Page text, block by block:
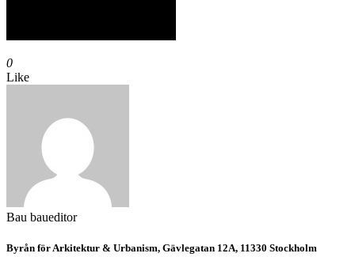
0
Like
Bau baueditor
Byrån för Arkitektur & Urbanism, Gävlegatan 12A, 11330 Stockholm